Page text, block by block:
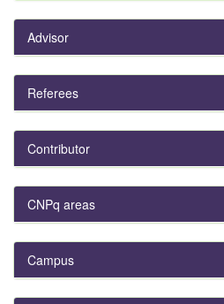
Advisor
Referees
Contributor
CNPq areas
Campus